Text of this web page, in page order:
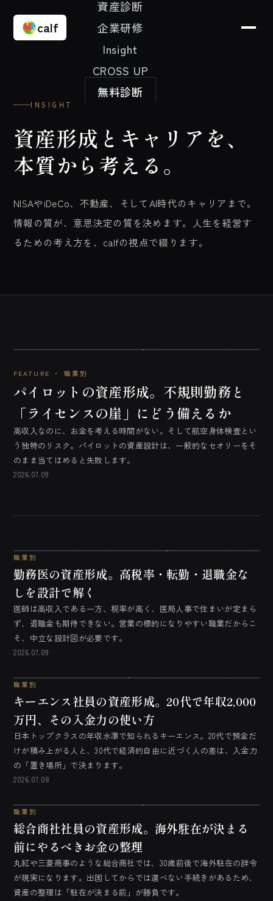
calf
資産診断
企業研修
Insight
CROSS UP
無料診断
INSIGHT
資産形成とキャリアを、
本質から考える。
NISAやiDeCo、不動産、そしてAI時代のキャリアまで。
情報の質が、意思決定の質を決めます。人生を経営す
るための考え方を、calfの視点で綴ります。
FEATURE ・ 職業別
パイロットの資産形成。不規則勤務と
「ライセンスの崖」にどう備えるか
高収入なのに、お金を考える時間がない。そして航空身体検査とい
う独特のリスク。パイロットの資産設計は、一般的なセオリーをそ
のまま当てはめると失敗します。
2026.07.09
職業別
勤務医の資産形成。高税率・転勤・退職金な
しを設計で解く
医師は高収入である一方、税率が高く、医局人事で住まいが定まら
ず、退職金も期待できない。営業の標的になりやすい職業だからこ
そ、中立な設計図が必要です。
2026.07.09
職業別
キーエンス社員の資産形成。20代で年収2,000
万円、その入金力の使い方
日本トップクラスの年収水準で知られるキーエンス。20代で預金だ
けが積み上がる人と、30代で経済的自由に近づく人の差は、入金力
の「置き場所」で決まります。
2026.07.08
職業別
総合商社社員の資産形成。海外駐在が決まる
前にやるべきお金の整理
丸紅や三菱商事のような総合商社では、30歳前後で海外駐在の辞令
が現実になります。出国してからでは選べない手続きがあるため、
資産の整理は「駐在が決まる前」が勝負です。